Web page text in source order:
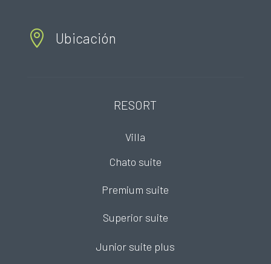
 Ubicación
RESORT
Villa
Chato suite
Premium suite
Superior suite
Junior suite plus